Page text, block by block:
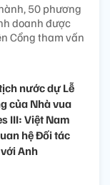
50 phương
doanh được
Cổng tham vấn
nước dự Lễ
của Nhà vua
III: Việt Nam
hệ Đối tác
Anh